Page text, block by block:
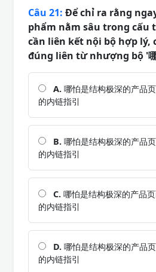
Câu 21: Để chỉ ra rằng
phẩm nằm sâu trong cấu
cần liên kết nội bộ hợp lý,
đúng liên từ nhượng bộ '
A. 哪怕是结构极深的产品
的内链指引
B. 哪怕是结构极深的产品
的内链指引
C. 哪怕是结构极深的产品
的内链指引
D. 哪怕是结构极深的产品
的内链指引